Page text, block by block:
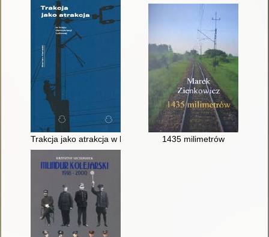
Trakcja jako atrakcja w kraju demokracji ludowej
1435 milimetrów